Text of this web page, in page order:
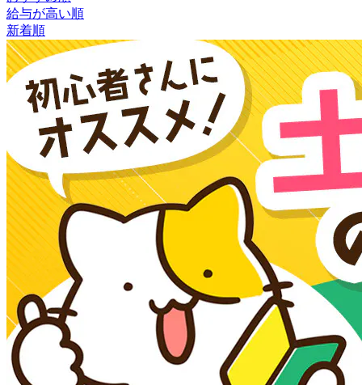
給与が高い順
新着順